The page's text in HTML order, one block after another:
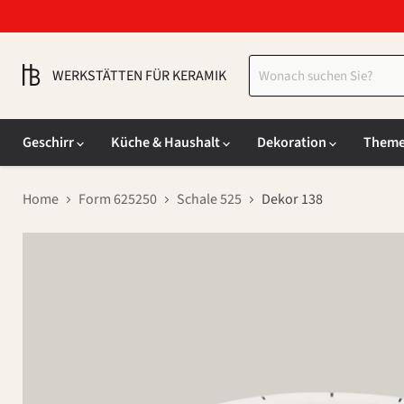
WERKSTÄTTEN FÜR KERAMIK
Geschirr
Küche & Haushalt Dekoration
Home Form 625250 Schale 525 Dekor 138